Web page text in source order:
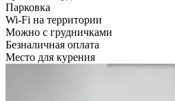
Парковка
Wi-Fi на территории
Можно с грудничками
Безналичная оплата
Место для курения